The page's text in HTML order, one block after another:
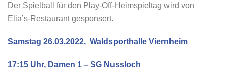
Der Spielball für den Play-Off-Heimspieltag wird von
Elia’s-Restaurant gesponsert.
Samstag 26.03.2022, Waldsporthalle Viernheim
17:15 Uhr, Damen 1 – SG Nussloch